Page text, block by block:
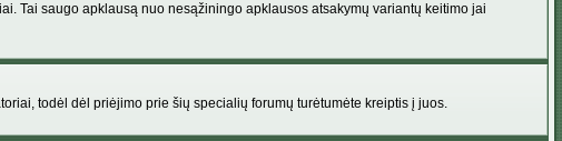
Tai saugo apklausą nuo nesąžiningo apklausos atsakymų variantų keitimo jai
todėl dėl priėjimo prie šių specialių forumų turėtumėte kreiptis į juos.